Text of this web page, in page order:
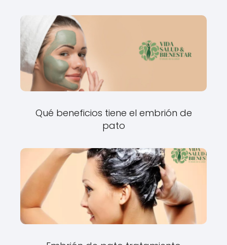
Qué beneficios tiene el embrión de
pato